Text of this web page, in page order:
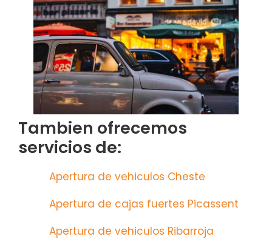
Tambien ofrecemos
servicios de:
Apertura de vehiculos Cheste
Apertura de cajas fuertes Picassent
Apertura de vehiculos Ribarroja